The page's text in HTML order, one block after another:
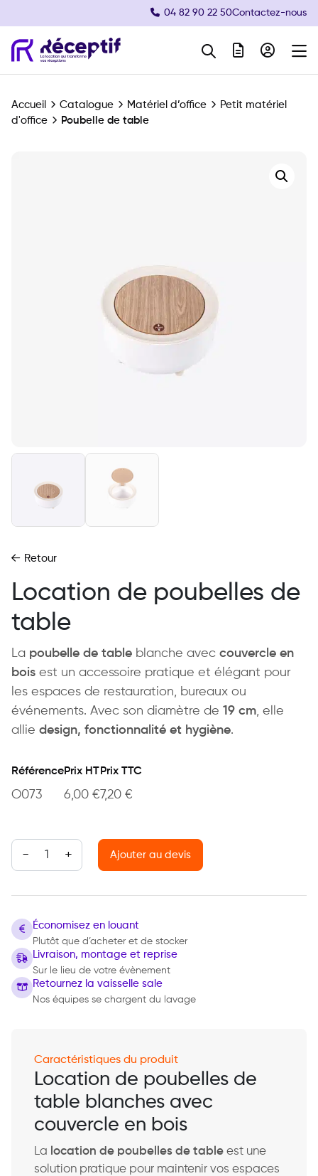
04 82 90 22 50Contactez-nous
Navigation principale
Accueil Catalogue Matériel d’office
Petit matériel
d'office
Poubelle de table
Retour
Location de poubelles de
table
La poubelle de table blanche avec couvercle en
bois est un accessoire pratique et élégant pour
les espaces de restauration, bureaux ou
événements. Avec son diamètre de 19 cm, elle
allie design, fonctionnalité et hygiène.
Référence
O073
Prix HT
6,00 €
Prix TTC
7,20 €
quantité de Poubelle de table
Ajouter au devis
Économisez en louant
Plutôt que d’acheter et de stocker
Livraison, montage et reprise
Sur le lieu de votre évènement
Retournez la vaisselle sale
Nos équipes se chargent du lavage
Caractéristiques du produit
Location de poubelles de
table blanches avec
couvercle en bois
La location de poubelles de table est une
solution pratique pour maintenir vos espaces